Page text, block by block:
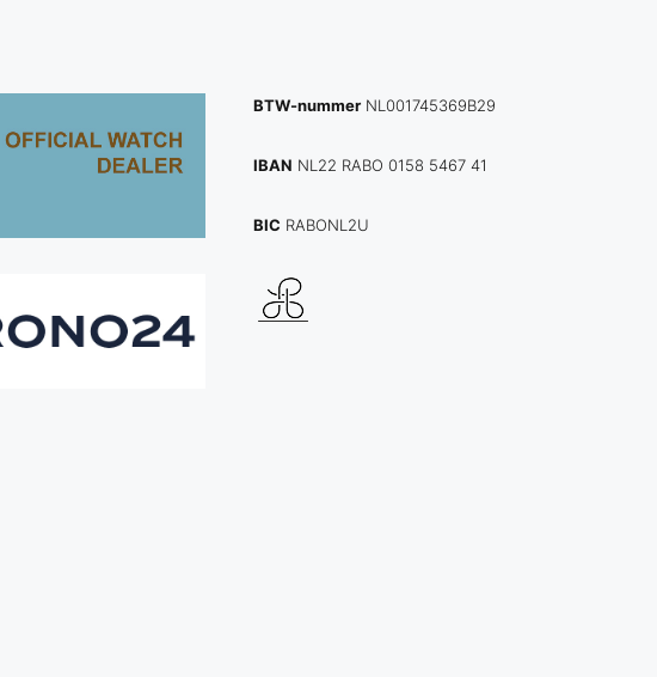
BTW-nummer NL001745369B29
IBAN NL22 RABO 0158 5467 41
BIC RABONL2U